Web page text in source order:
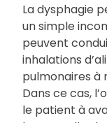
La dysphagie
un simple
peuvent
inhalations
pulmonaires à
Dans ce cas,
le patient à